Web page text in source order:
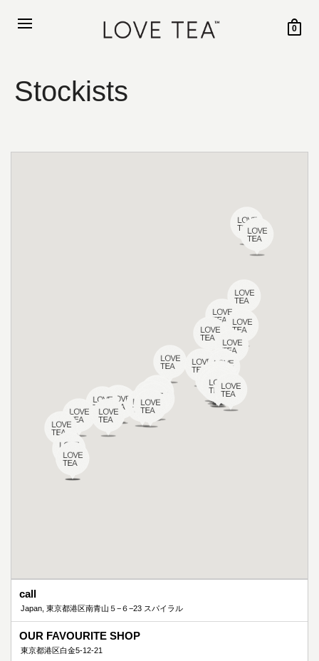
0
Stockists
call
Japan, 東京都港区南青山５−６−23 スパイラル
OUR FAVOURITE SHOP
東京都港区白金5-12-21